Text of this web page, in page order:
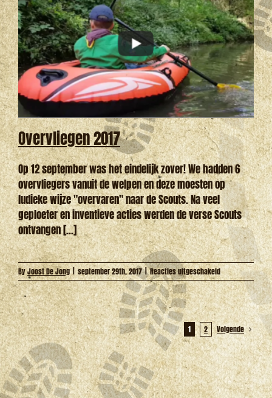
Overvliegen 2017
Op 12 september was het eindelijk zover! We hadden 6
overvliegers vanuit de welpen en deze moesten op
ludieke wijze "overvaren" naar de Scouts. Na veel
geploeter en inventieve acties werden de verse Scouts
ontvangen [...]
ByJoost De Jong | september 29th, 2017 | Reacties uitgeschakeldvoor
Overvliegen
2017
1 2 Volgende